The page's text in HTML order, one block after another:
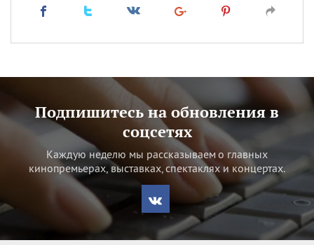
Подпишитесь на обновления в
соцсетях
Каждую неделю мы рассказываем о главных
кинопремьерах, выставках, спектаклях и концертах.